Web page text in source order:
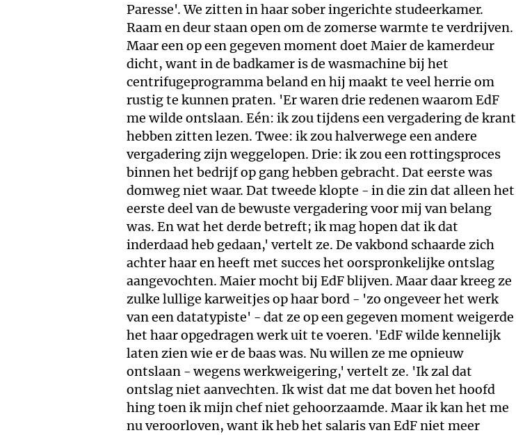
Paresse'. We zitten in haar sober ingerichte studeerkamer.
Raam en deur staan open om de zomerse warmte te verdrijven.
Maar een op een gegeven moment doet Maier de kamerdeur
dicht, want in de badkamer is de wasmachine bij het
centrifugeprogramma beland en hij maakt te veel herrie om
rustig te kunnen praten. 'Er waren drie redenen waarom EdF
me wilde ontslaan. Eén: ik zou tijdens een vergadering de krant
hebben zitten lezen. Twee: ik zou halverwege een andere
vergadering zijn weggelopen. Drie: ik zou een rottingsproces
binnen het bedrijf op gang hebben gebracht. Dat eerste was
domweg niet waar. Dat tweede klopte - in die zin dat alleen het
eerste deel van de bewuste vergadering voor mij van belang
was. En wat het derde betreft; ik mag hopen dat ik dat
inderdaad heb gedaan,' vertelt ze. De vakbond schaarde zich
achter haar en heeft met succes het oorspronkelijke ontslag
aangevochten. Maier mocht bij EdF blijven. Maar daar kreeg ze
zulke lullige karweitjes op haar bord - 'zo ongeveer het werk
van een datatypiste' - dat ze op een gegeven moment weigerde
het haar opgedragen werk uit te voeren. 'EdF wilde kennelijk
laten zien wie er de baas was. Nu willen ze me opnieuw
ontslaan - wegens werkweigering,' vertelt ze. 'Ik zal dat
ontslag niet aanvechten. Ik wist dat me dat boven het hoofd
hing toen ik mijn chef niet gehoorzaamde. Maar ik kan het me
nu veroorloven, want ik heb het salaris van EdF niet meer